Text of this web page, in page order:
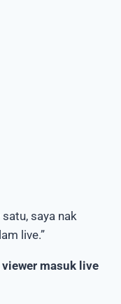
saya nak
live.”
masuk live